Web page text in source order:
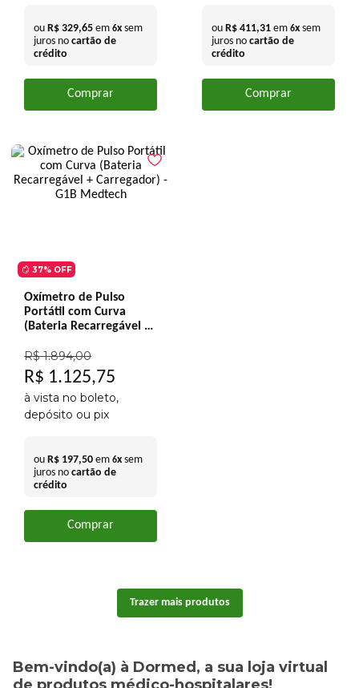
ou R$ 329,65 em 6x sem
juros no cartão de
crédito
Comprar
ou R$ 411,31 em 6x sem
juros no cartão de
crédito
Comprar
37% OFF
Oxímetro de Pulso
Portátil com Curva
(Bateria Recarregável +
Medtech
R$ 1.894,00
R$ 1.125,75
à vista no boleto,
depósito ou pix
ou R$ 197,50 em 6x sem
juros no cartão de
crédito
Comprar
Bem-vindo(a) à Dormed, a sua loja virtual